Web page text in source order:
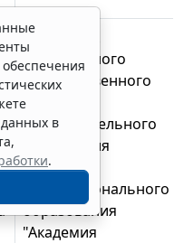
начальник
федерального
государственного
казенного
образовательного
учреждения
высшего
профессионального
образования
"Академия
данных в
.